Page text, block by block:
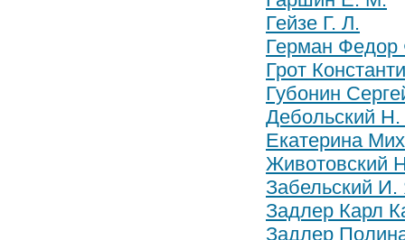
Гейзе Г. Л.
Герман Федор
Грот
Губонин
Дебольский Н.
Екатерина
Животовский
Забельский И.
Задлер Карл
Задлер